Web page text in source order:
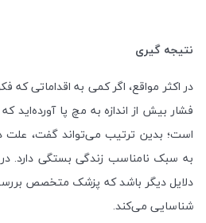
نتیجه گیری
در اکثر مواقع، اگر کمی به اقداماتی که
فشار بیش از اندازه به مچ پا
است؛ بدین ترتیب می‌تواند گفت، علت
به سبک نامناسب زندگی بستگی دارد. در
دلایل دیگر باشد که پزشک متخصص
شناسایی می‌کند.